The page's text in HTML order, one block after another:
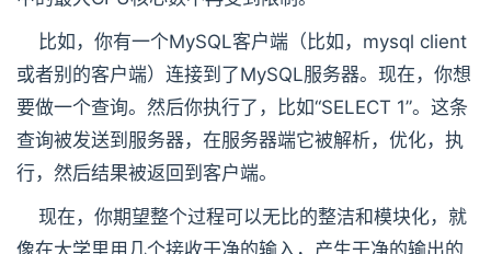
比如，你有一个MySQL客户端（比如，mysql client
或者别的客户端）连接到了MySQL服务器。现在，你想
要做一个查询。然后你执行了，比如“SELECT 1”。这条
查询被发送到服务器，在服务器端它被解析，优化，执
行，然后结果被返回到客户端。
现在，你期望整个过程可以无比的整洁和模块化，就